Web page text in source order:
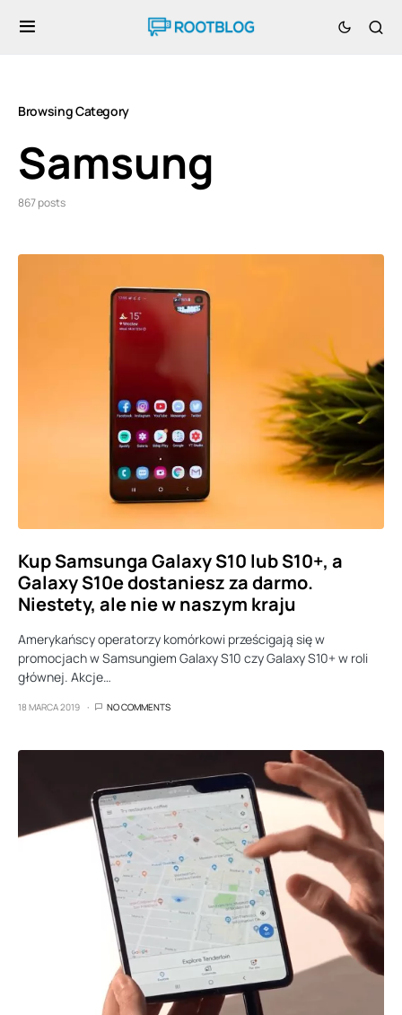
Browsing Category
Samsung
867 posts
Kup Samsunga Galaxy S10 lub S10+, a
Galaxy S10e dostaniesz za darmo.
Niestety, ale nie w naszym kraju
Amerykańscy operatorzy komórkowi prześcigają się w
promocjach w Samsungiem Galaxy S10 czy Galaxy S10+ w roli
głównej. Akcje…
18 MARCA 2019 NO COMMENTS